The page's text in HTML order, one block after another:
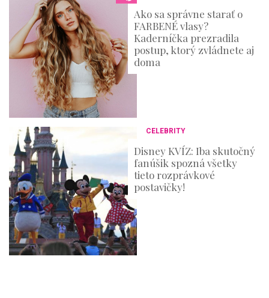
Ako sa správne starať o
FARBENÉ vlasy?
Kaderníčka prezradila
postup, ktorý zvládnete aj
doma
CELEBRITY
Disney KVÍZ: Iba skutočný
fanúšik spozná všetky
tieto rozprávkové
postavičky!